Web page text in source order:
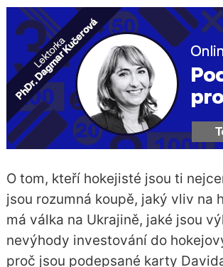
O tom, kteří hokejisté jsou ti
jsou rozumná koupě, jaký vliv na
má válka na Ukrajině, jaké jsou
nevýhody investování do
proč jsou podepsané karty